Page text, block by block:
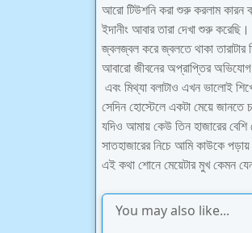
আরো টিউশনি করা শুরু করলাম কারন
ইদানীং আবার তারা দেখা শুরু করেছি।
জ্বলজ্বল করে জ্বলতে থাকা তারাটার
আবারো জীবনের অপ্রাপ্তির
এবং মিথ্যা বলাটাও এখন ভালোই
সেদিন হোস্টেলে একটা মেয়ে জানতে
যদিও আমায় কেউ তিন হাজারের
সাতহাজারের নিচে আমি কাউকে পড়ায়
এই কথা শোনে মেয়েটার মুখ কেমন
You may also like...